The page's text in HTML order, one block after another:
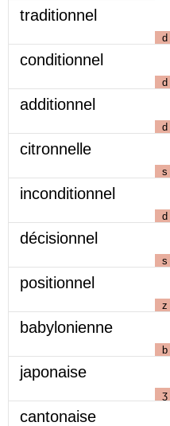
traditionnel
d
conditionnel
d
additionnel
d
citronnelle
s
inconditionnel
d
décisionnel
s
positionnel
z
babylonienne
b
japonaise
ʒ
cantonaise